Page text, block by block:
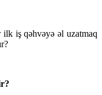
ilk iş qəhvəyə əl uzatmaq